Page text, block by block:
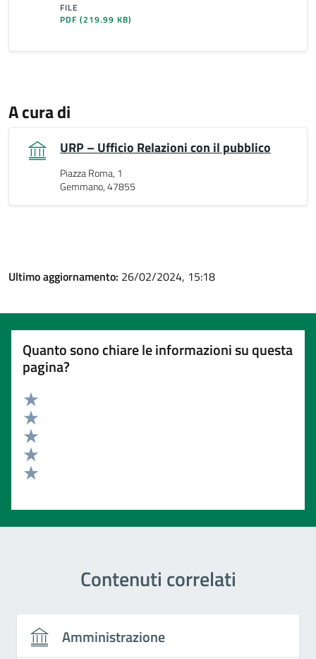
FILE
PDF(219.99 KB)
A cura di
URP – Ufficio Relazioni con il pubblico
Piazza Roma, 1
Gemmano, 47855
Ultimo aggiornamento: 26/02/2024, 15:18
Quanto sono chiare le informazioni su questa
pagina?
Valuta 5 stelle su 5
Valuta 4 stelle su 5
Valuta 3 stelle su 5
Valuta 2 stelle su 5
Contenuti correlati
Amministrazione